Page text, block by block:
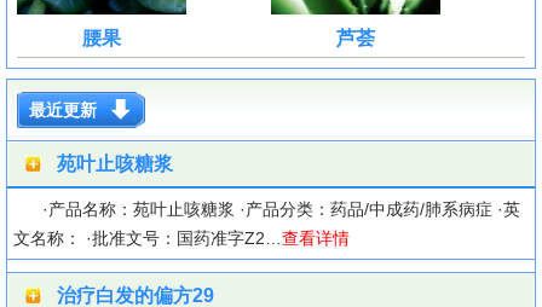
腰果 芦荟
最近更新
苑叶止咳糖浆
·产品名称：苑叶止咳糖浆 ·产品分类：药品/中成药/肺系病症 ·英
文名称： ·批准文号：国药准字Z2… 查看详情
治疗白发的偏方29